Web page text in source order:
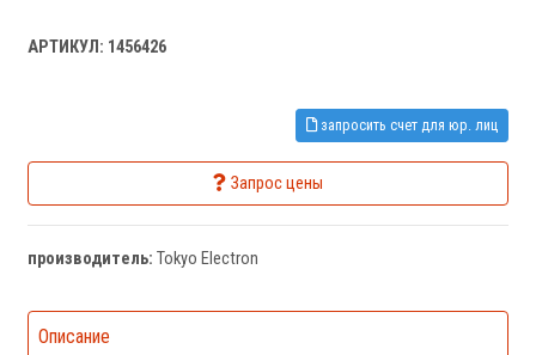
АРТИКУЛ: 1456426
запросить счет для юр. лиц
Запрос цены
производитель: Tokyo Electron
Описание